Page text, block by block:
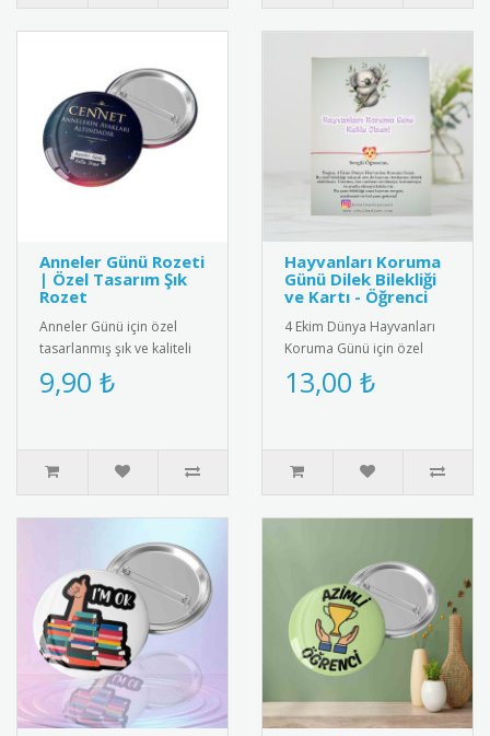
Anneler Günü Rozeti
| Özel Tasarım Şık
Rozet
Anneler Günü için özel
tasarlanmış şık ve kaliteli
rozet. 2025 yılına özel
desen ve renklerle üretil..
9,90 ₺
Hayvanları Koruma
Günü Dilek Bilekliği
ve Kartı - Öğrenci
4 Ekim Dünya Hayvanları
Koruma Günü için özel
olarak hazırlanan bu
anlamlı hediye kartı ve
13,00 ₺